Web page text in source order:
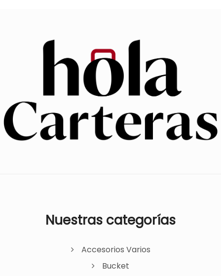
Nuestras categorías
Accesorios Varios
Bucket